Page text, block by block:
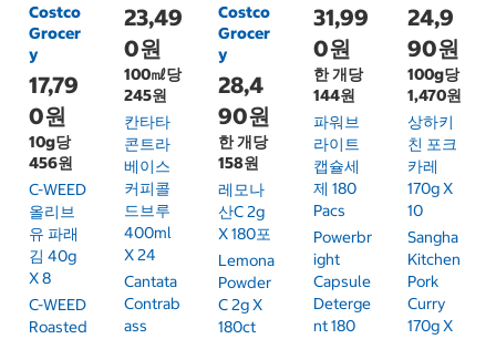
Costco
Grocer
y
17,79
0원
10g당
456원
C-WEED
올리브
유 파래
김 40g
X 8
C-WEED
Roasted
23,49
0원
100㎖당
245원
칸타타
콘트라
베이스
커피콜
드브루
400ml
X 24
Cantata
Contrab
Ass
Costco
Grocer
y
28,4
90원
한 개당
158원
레모나
산C 2g
X 180포
Lemona
Powder
C 2g X
180ct
31,99
0원
한 개당
144원
파워브
라이트
캡슐세
제 180
Pacs
Powerbr
Ight
Capsule
Deterge
Nt 180
24,9
90원
100g당
1,470원
상하키
친 포크
카레
170g X
10
Sangha
Kitchen
Pork
Curry
170g X